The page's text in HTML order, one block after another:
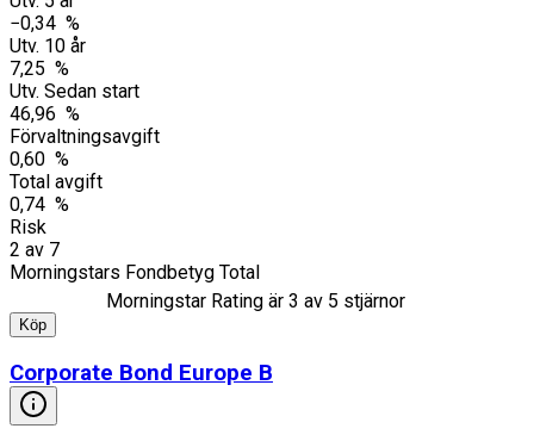
−0,34 %
Utv. 10 år
7,25 %
Utv. Sedan start
46,96 %
Förvaltningsavgift
0,60 %
Total avgift
0,74 %
Risk
2 av 7
Morningstars Fondbetyg Total
Morningstar Rating är 3 av 5 stjärnor
Köp
Corporate Bond Europe B